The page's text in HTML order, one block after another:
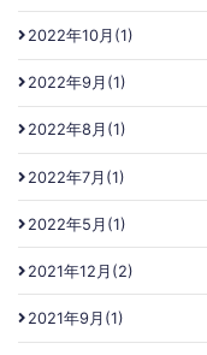
2022年10月(1)
2022年9月(1)
2022年8月(1)
2022年7月(1)
2022年5月(1)
2021年12月(2)
2021年9月(1)